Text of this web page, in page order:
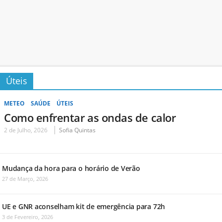
Úteis
METEO SAÚDE ÚTEIS
Como enfrentar as ondas de calor
2 de Julho, 2026 Sofia Quintas
Mudança da hora para o horário de Verão
27 de Março, 2026
UE e GNR aconselham kit de emergência para 72h
3 de Fevereiro, 2026